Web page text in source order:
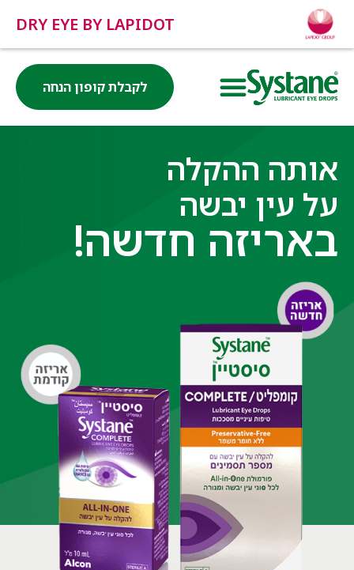
DRY EYE BY LAPIDOT
לקבלת קופון הנחה
אותה ההקלה
על עין יבשה
באריזה חדשה!